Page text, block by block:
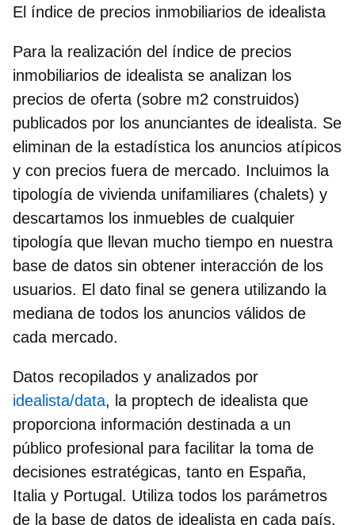
El índice de precios inmobiliarios de idealista
Para la realización del índice de precios
inmobiliarios de idealista se analizan los
precios de oferta (sobre m2 construidos)
publicados por los anunciantes de idealista. Se
eliminan de la estadística los anuncios atípicos
y con precios fuera de mercado. Incluimos la
tipología de vivienda unifamiliares (chalets) y
descartamos los inmuebles de cualquier
tipología que llevan mucho tiempo en nuestra
base de datos sin obtener interacción de los
usuarios. El dato final se genera utilizando la
mediana de todos los anuncios válidos de
cada mercado.
Datos recopilados y analizados por
idealista/data, la proptech de idealista que
proporciona información destinada a un
público profesional para facilitar la toma de
decisiones estratégicas, tanto en España,
Italia y Portugal. Utiliza todos los parámetros
de la base de datos de idealista en cada país,